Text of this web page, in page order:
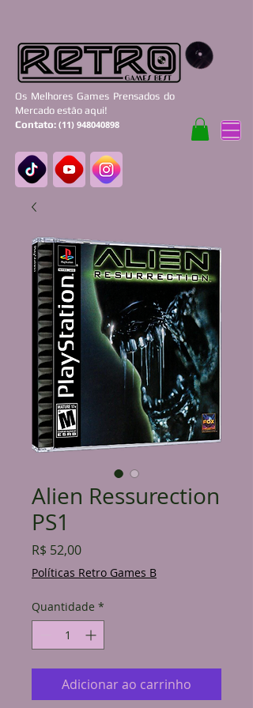
Os Melhores Games Prensados do
Mercado estão aqui!
Contato: (11) 948040898
Alien Ressurection
PS1
R$ 52,00Preço
Políticas Retro Games B
Quantidade *
Adicionar ao carrinho